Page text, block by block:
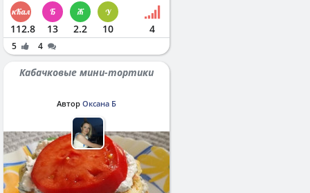
112.8 13 2.2 10 4
5 4
Кабачковые мини-тортики
Автор Оксана Б